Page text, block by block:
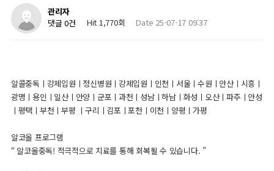
관리자
댓글 0건
Hit 1,770회 Date 25-07-17 09:37
알콜중독ㅣ강제입원ㅣ정신병원ㅣ강제입원ㅣ인천ㅣ서울ㅣ수원ㅣ안산ㅣ시흥ㅣ
광명ㅣ용인ㅣ일산ㅣ안양ㅣ군포ㅣ과천ㅣ성남ㅣ하남ㅣ화성ㅣ오산ㅣ파주ㅣ안성
ㅣ평택ㅣ부천ㅣ부평 ㅣ구리ㅣ김포ㅣ포천ㅣ이천ㅣ양평ㅣ가평
알코올 프로그램
“ 알코올중독! 적극적으로 치료를 통해 회복될 수 있습니다. ”